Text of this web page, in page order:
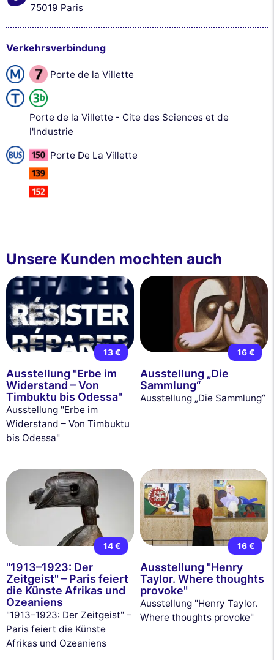
75019 Paris
Verkehrsverbindung
Porte de la Villette
Porte de la Villette - Cite des Sciences et de
l'Industrie
Porte De La Villette
Unsere Kunden mochten auch
13 €
Ausstellung "Erbe im
Widerstand – Von
Timbuktu bis Odessa"
Ausstellung "Erbe im
Widerstand – Von Timbuktu
bis Odessa"
16 €
Ausstellung „Die
Sammlung“
Ausstellung „Die Sammlung“
14 €
"1913–1923: Der
Zeitgeist" – Paris feiert
die Künste Afrikas und
Ozeaniens
"1913–1923: Der Zeitgeist" –
Paris feiert die Künste
Afrikas und Ozeaniens
16 €
Ausstellung "Henry
Taylor. Where thoughts
provoke"
Ausstellung "Henry Taylor.
Where thoughts provoke"